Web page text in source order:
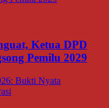
Ketua DPD
Pemilu 2029